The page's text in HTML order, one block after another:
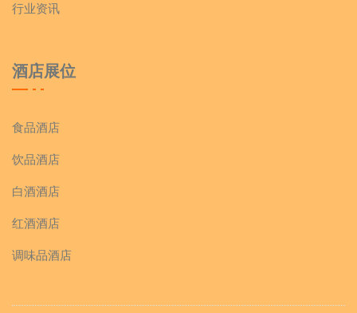
行业资讯
酒店展位
食品酒店
饮品酒店
白酒酒店
红酒酒店
调味品酒店